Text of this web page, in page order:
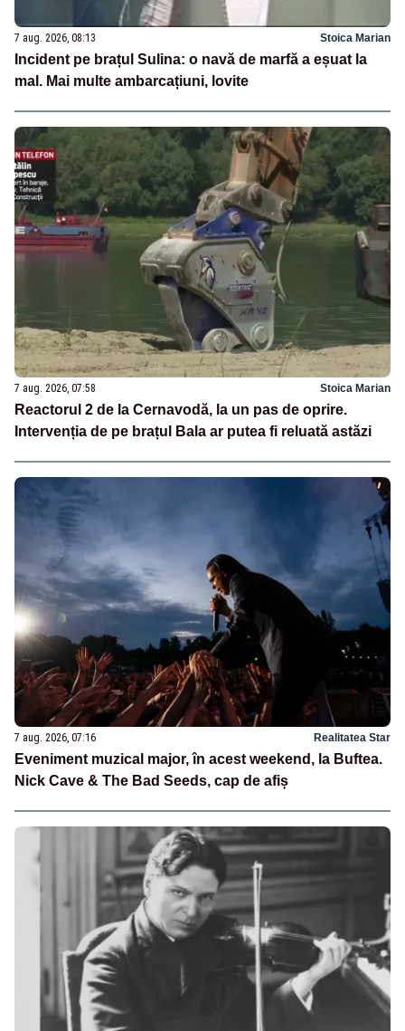
7 aug. 2026, 08:13 Stoica Marian
Incident pe brațul Sulina: o navă de marfă a eșuat la
mal. Mai multe ambarcațiuni, lovite
7 aug. 2026, 07:58 Stoica Marian
Reactorul 2 de la Cernavodă, la un pas de oprire.
Intervenția de pe brațul Bala ar putea fi reluată astăzi
7 aug. 2026, 07:16 Realitatea Star
Eveniment muzical major, în acest weekend, la Buftea.
Nick Cave & The Bad Seeds, cap de afiș